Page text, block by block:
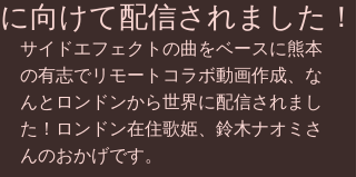
に向けて配信されました！
サイドエフェクトの曲をベースに熊本
の有志でリモートコラボ動画作成、な
んとロンドンから世界に配信されまし
た！ロンドン在住歌姫、鈴木ナオミさ
んのおかげです。